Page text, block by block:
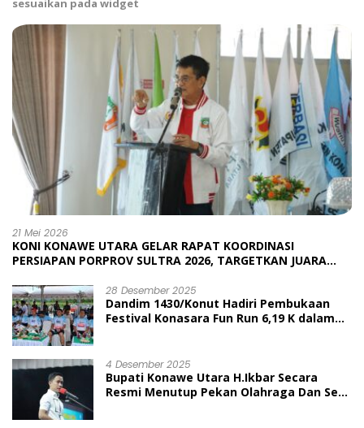
21 Mei 2026
KONI KONAWE UTARA GELAR RAPAT KOORDINASI
PERSIAPAN PORPROV SULTRA 2026, TARGETKAN JUARA
28 Desember 2025
Dandim 1430/Konut Hadiri Pembukaan
Festival Konasara Fun Run 6,19 K dalam
4 Desember 2025
Bupati Konawe Utara H.Ikbar Secara
Resmi Menutup Pekan Olahraga Dan Seni